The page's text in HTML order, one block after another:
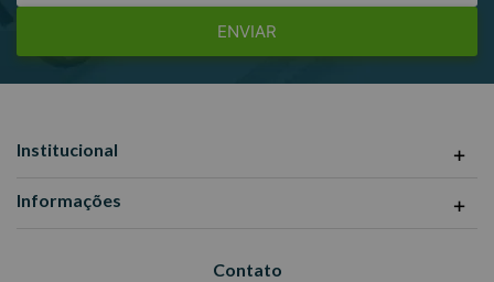
ENVIAR
Institucional
Informações
Contato